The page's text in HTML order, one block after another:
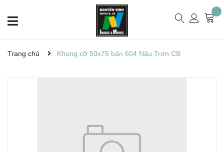
Trang chủ Khung cỡ 50x75 bản 604 Nâu Trơn CB